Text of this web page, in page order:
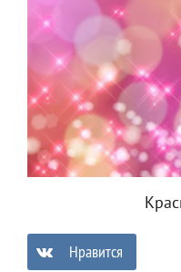
Нравится